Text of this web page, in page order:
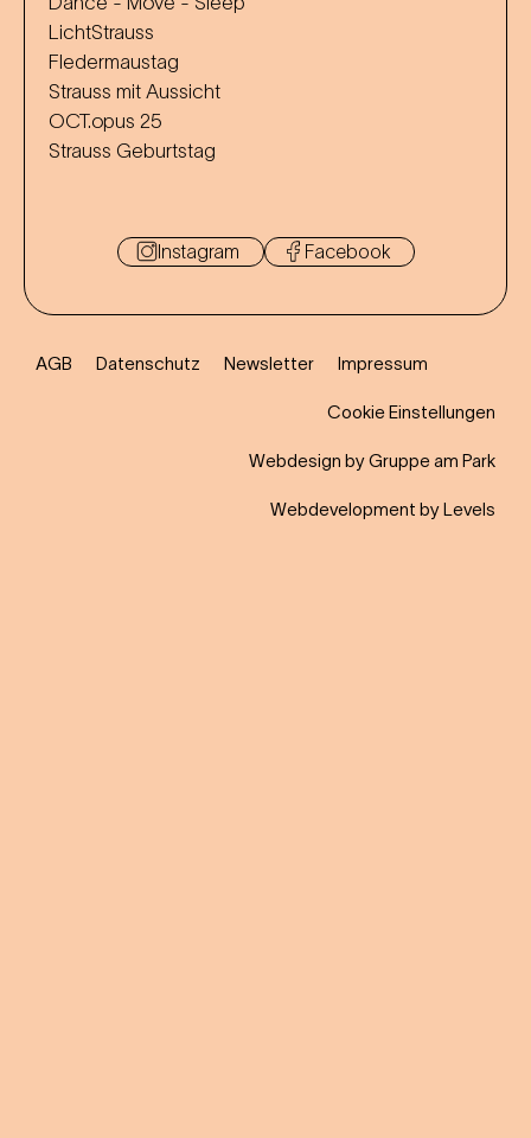
LichtStrauss
Fledermaustag
Strauss mit Aussicht
OCT.opus 25
Strauss Geburtstag
Instagram Facebook
AGB Datenschutz Newsletter Impressum
Cookie Einstellungen
Webdesign by Gruppe am Park
Webdevelopment by Levels